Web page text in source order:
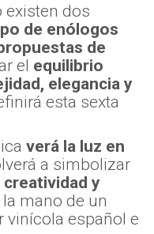
existen dos
de enólogos
de
el equilibrio
elegancia y
esta sexta
verá la luz en
a simbolizar
y
la mano de un
vinícola español e